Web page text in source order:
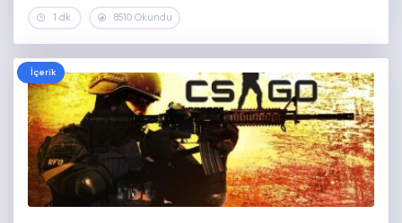
1 dk. 8510 Okundu
İçerik